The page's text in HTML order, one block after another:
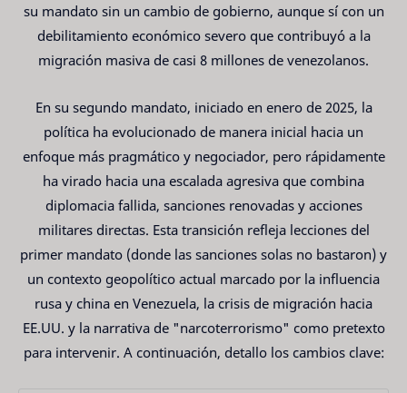
su mandato sin un cambio de gobierno, aunque sí con un
debilitamiento económico severo que contribuyó a la
migración masiva de casi 8 millones de venezolanos.
En su segundo mandato, iniciado en enero de 2025, la
política ha evolucionado de manera inicial hacia un
enfoque más pragmático y negociador, pero rápidamente
ha virado hacia una escalada agresiva que combina
diplomacia fallida, sanciones renovadas y acciones
militares directas. Esta transición refleja lecciones del
primer mandato (donde las sanciones solas no bastaron) y
un contexto geopolítico actual marcado por la influencia
rusa y china en Venezuela, la crisis de migración hacia
EE.UU. y la narrativa de "narcoterrorismo" como pretexto
para intervenir. A continuación, detallo los cambios clave: